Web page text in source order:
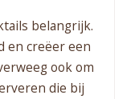
belangrijk.
en creëer een
ook om
die bij